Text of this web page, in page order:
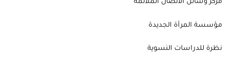
مركز وسائل الاتصال الملائمة
مؤسسة المرأة الجديدة
نظرة للدراسات النسوية